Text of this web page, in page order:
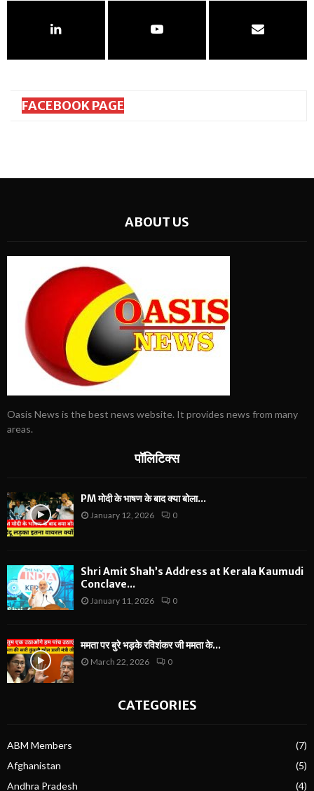
FACEBOOK PAGE
ABOUT US
Oasis News is the best news website. It provides news from many
areas.
पॉलिटिक्स
PM मोदी के भाषण के बाद क्या बोला...
January 12, 2026 0
Shri Amit Shah’s Address at Kerala Kaumudi
Conclave...
January 11, 2026 0
ममता पर बुरे भड़के रविशंकर जी ममता के...
March 22, 2026 0
CATEGORIES
ABM Members
(7)
Afghanistan
(5)
Andhra Pradesh
(4)